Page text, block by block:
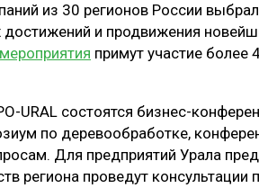
из 30 регионов России
и продвижения
примут участие более
URAL состоятся бизнес-
по деревообработке,
Для предприятий Урала
региона проведут